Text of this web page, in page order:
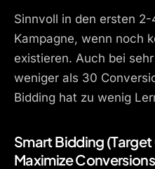
Sinnvoll in den ersten
Kampagne, wenn noch
existieren. Auch bei
weniger als 30
Bidding hat zu wenig
Smart Bidding (Target
Maximize